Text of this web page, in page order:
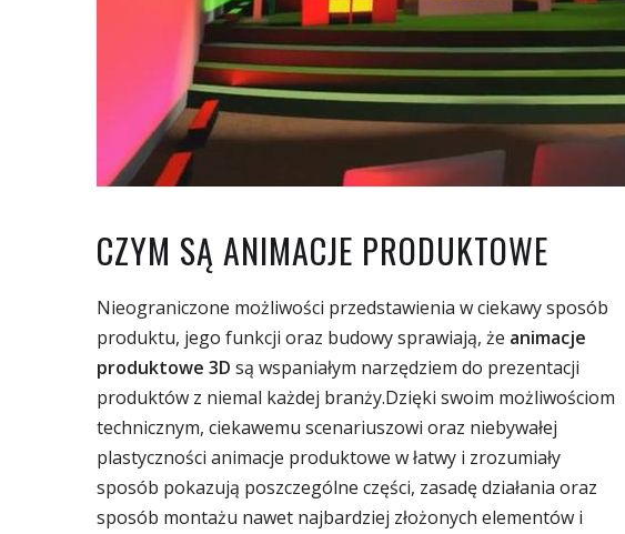
CZYM SĄ ANIMACJE PRODUKTOWE
Nieograniczone możliwości przedstawienia w ciekawy sposób
produktu, jego funkcji oraz budowy sprawiają, że animacje
produktowe 3D są wspaniałym narzędziem do prezentacji
produktów z niemal każdej branży.Dzięki swoim możliwościom
technicznym, ciekawemu scenariuszowi oraz niebywałej
plastyczności animacje produktowe w łatwy i zrozumiały
sposób pokazują poszczególne części, zasadę działania oraz
sposób montażu nawet najbardziej złożonych elementów i